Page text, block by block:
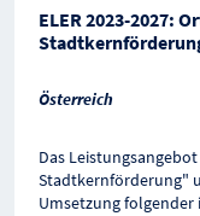
ELER 2023-2027:
Österreich
Das
Stadtkernförderung"
Umsetzung folgender